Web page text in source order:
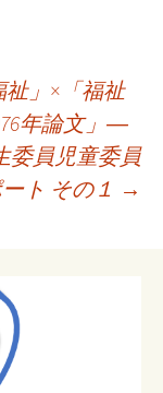
」×「福祉
年論文」―
委員児童委員
ト その１ →